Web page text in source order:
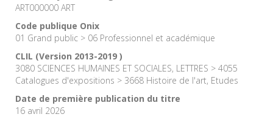
ART000000 ART
Code publique Onix
01 Grand public > 06 Professionnel et académique
CLIL (Version 2013-2019 )
3080 SCIENCES HUMAINES ET SOCIALES, LETTRES > 4055
Catalogues d'expositions > 3668 Histoire de l'art, Etudes
Date de première publication du titre
16 avril 2026